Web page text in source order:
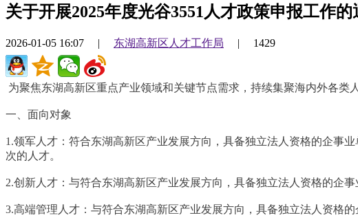
关于开展2025年度光谷3551人才政策申报工作的
2026-01-05 16:07 | 东湖高新区人才工作局 | 1429
为聚焦东湖高新区重点产业领域和关键节点需求，持续集聚海内外各类
一、面向对象
1.领军人才：符合东湖高新区产业发展方向，具备独立法人资格的企事
次的人才。
2.创新人才：与符合东湖高新区产业发展方向，具备独立法人资格的企
3.高端管理人才：与符合东湖高新区产业发展方向，具备独立法人资格